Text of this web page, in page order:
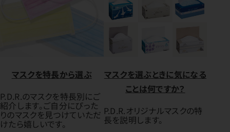
マスクを特長から選ぶ
P.D.R.のマスクを特長別にご
紹介します。ご自分にぴった
りのマスクを見つけていただ
けたら嬉しいです。
マスクを選ぶときに気になる
ことは何ですか？
P.D.R.オリジナルマスクの特
長を説明します。